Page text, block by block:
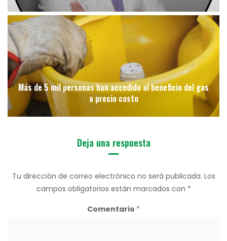
Más de 5 mil personas han accedido al beneficio del gas
a precio costo
Deja una respuesta
Tu dirección de correo electrónico no será publicada. Los
campos obligatorios están marcados con *
Comentario *